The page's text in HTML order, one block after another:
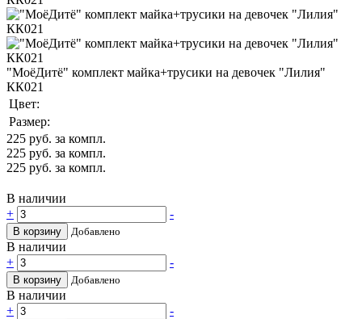
"МоёДитё" комплект майка+трусики на девочек "Лилия"
КК021
Цвет:
Размер:
225 руб. за компл.
225 руб. за компл.
225 руб. за компл.
В наличии
+
-
В корзину Добавлено
В наличии
+
-
В корзину Добавлено
В наличии
+
-